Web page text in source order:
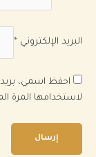
البريد الإلكتروني *
احفظ اسمي،
لاستخدامها المرة